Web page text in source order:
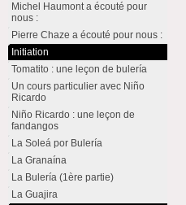
Michel Haumont a écouté pour
nous :
Pierre Chaze a écouté pour nous :
Initiation
Tomatito : une leçon de bulería
Un cours particulier avec Niño
Ricardo
Niño Ricardo : une leçon de
fandangos
La Soleá por Bulería
La Granaína
La Bulería (1ère partie)
La Guajira